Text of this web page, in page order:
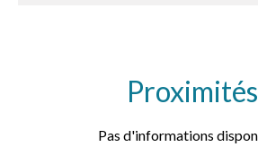
Proximités
Pas d'informations